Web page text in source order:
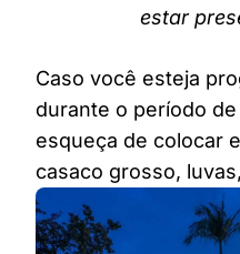
estar
Caso você esteja
durante o período
esqueça de colocar
casaco grosso,